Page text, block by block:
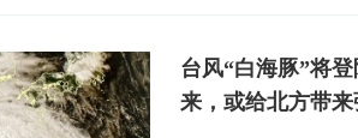
台风“白海豚”将
来，或给北方带